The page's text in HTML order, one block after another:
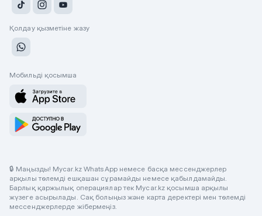
Қолдау қызметіне жазу
Мобильді қосымша
🔒 Маңызды! Mycar.kz WhatsApp немесе басқа мессенджерлер
арқылы төлемді ешқашан сұрамайды немесе қабылдамайды.
Барлық қаржылық операциялар тек Mycar.kz қосымша арқылы
жүзеге асырылады. Сақ болыңыз және карта деректері мен төлемді
мессенджерлерде жібермеңіз.